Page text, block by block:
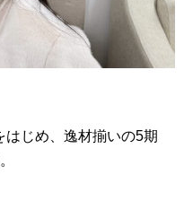
じめ、逸材揃いの5期